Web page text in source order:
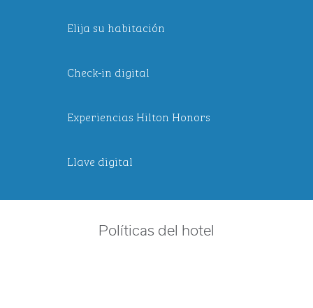
Elija su habitación
Check-in digital
Experiencias Hilton Honors
Llave digital
Políticas del hotel